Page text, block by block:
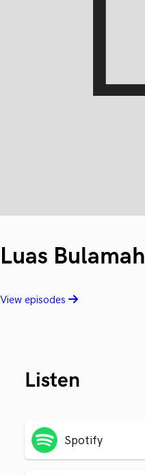
Luas Bulamah
View episodes
Listen
Spotify